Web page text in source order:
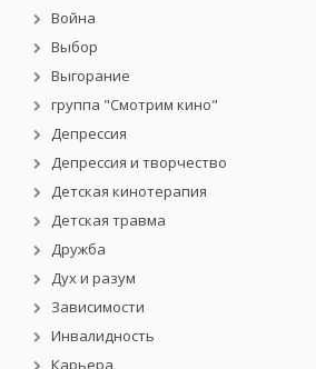
Война
Выбор
Выгорание
группа "Смотрим кино"
Депрессия
Депрессия и творчество
Детская кинотерапия
Детская травма
Дружба
Дух и разум
Зависимости
Инвалидность
Карьера